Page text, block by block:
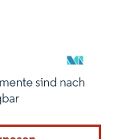
Namensnennung